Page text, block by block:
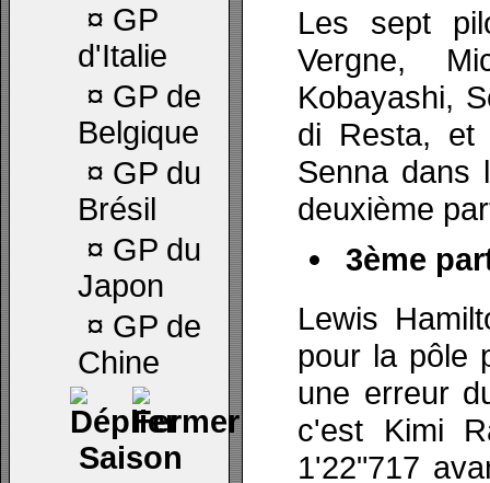
¤ GP
d'Italie
¤ GP de
Belgique
¤ GP du
Brésil
¤ GP du
Japon
¤ GP de
Chine
Saison
Les sept
Vergne,
Kobayashi,
di Resta, et
Senna dans
deuxième
3ème
Lewis
pour la pôle
une erreur
c'est Kimi
1'22"717